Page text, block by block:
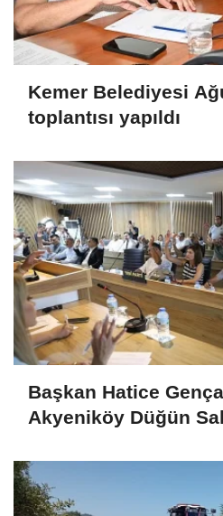
Kemer Belediyesi
toplantısı yapıldı
Başkan Hatice
Akyeniköy Düğün